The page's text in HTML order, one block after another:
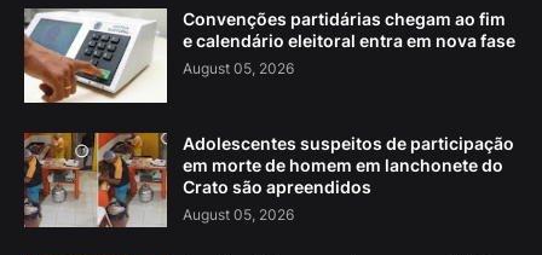
Convenções partidárias chegam ao fim
e calendário eleitoral entra em nova fase
August 05, 2026
Adolescentes suspeitos de participação
em morte de homem em lanchonete do
Crato são apreendidos
August 05, 2026